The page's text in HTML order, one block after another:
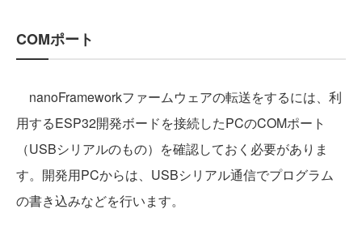
COMポート
nanoFrameworkファームウェアの転送をするには、利
用するESP32開発ボードを接続したPCのCOMポート
（USBシリアルのもの）を確認しておく必要がありま
す。開発用PCからは、USBシリアル通信でプログラム
の書き込みなどを行います。